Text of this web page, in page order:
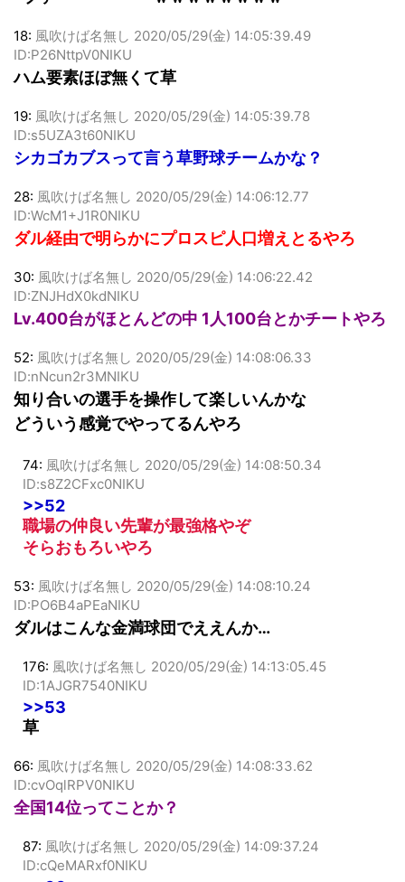
18:風吹けば名無し
ID:P26NttpV0NIKU
19:風吹けば名無し 2020/05/29(金) 14:05:39.78
ID:s5UZA3t60NIKU
28:風吹けば名無し 2020/05/29(金) 14:06:12.77
ID:WcM1+J1R0NIKU
30:風吹けば名無し 2020/05/29(金) 14:06:22.42
ID:ZNJHdX0kdNIKU
52:風吹けば名無し 2020/05/29(金) 14:08:06.33
ID:nNcun2r3MNIKU
知り合いの選手を操作して楽しいんかな
74:風吹けば名無し
ID:s8Z2CFxc0NIKU
>>52
職場の仲良い先輩が最強格やぞ
53:風吹けば名無し 2020/05/29(金) 14:08:10.24
ID:PO6B4aPEaNIKU
176:風吹けば名無し
ID:1AJGR7540NIKU
>>53
66:風吹けば名無し
ID:cvOqlRPV0NIKU
87:風吹けば名無し 2020/05/29(金) 14:09:37.24